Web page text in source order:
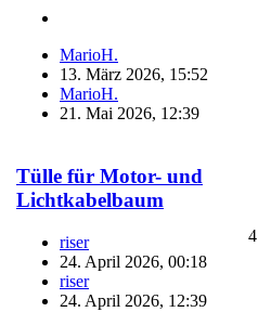
MarioH.
13. März 2026, 15:52
MarioH.
21. Mai 2026, 12:39
Tülle für Motor- und
Lichtkabelbaum
riser
24. April 2026, 00:18
riser
24. April 2026, 12:39
4